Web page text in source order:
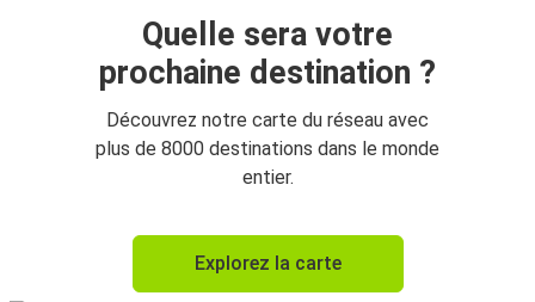
Quelle sera votre
prochaine destination ?
Découvrez notre carte du réseau avec
plus de 8000 destinations dans le monde
entier.
Explorez la carte